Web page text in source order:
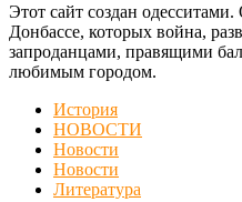
Этот сайт создан
Донбассе, которых война,
запроданцами, правящими
любимым городом.
История
НОВОСТИ
Новости
Новости
Литература